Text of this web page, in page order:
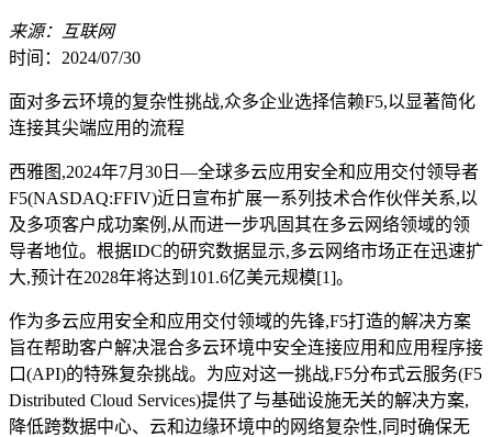
来源：互联网
时间：2024/07/30
面对多云环境的复杂性挑战,众多企业选择信赖F5,以显著简化
连接其尖端应用的流程
西雅图,2024年7月30日—全球多云应用安全和应用交付领导者
F5(NASDAQ:FFIV)近日宣布扩展一系列技术合作伙伴关系,以
及多项客户成功案例,从而进一步巩固其在多云网络领域的领
导者地位。根据IDC的研究数据显示,多云网络市场正在迅速扩
大,预计在2028年将达到101.6亿美元规模[1]。
作为多云应用安全和应用交付领域的先锋,F5打造的解决方案
旨在帮助客户解决混合多云环境中安全连接应用和应用程序接
口(API)的特殊复杂挑战。为应对这一挑战,F5分布式云服务(F5
Distributed Cloud Services)提供了与基础设施无关的解决方案,
降低跨数据中心、云和边缘环境中的网络复杂性,同时确保无